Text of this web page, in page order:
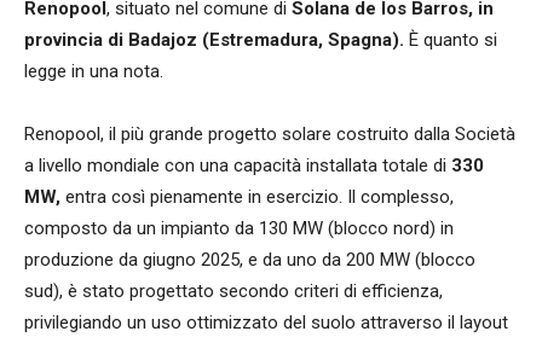
Renopool, situato nel comune di Solana de los Barros, in
provincia di Badajoz (Estremadura, Spagna). È quanto si
legge in una nota.
Renopool, il più grande progetto solare costruito dalla Società
a livello mondiale con una capacità installata totale di 330
MW, entra così pienamente in esercizio. Il complesso,
composto da un impianto da 130 MW (blocco nord) in
produzione da giugno 2025, e da uno da 200 MW (blocco
sud), è stato progettato secondo criteri di efficienza,
privilegiando un uso ottimizzato del suolo attraverso il layout